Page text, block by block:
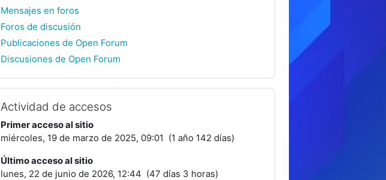
Mensajes en foros
Foros de discusión
Publicaciones de Open Forum
Discusiones de Open Forum
Actividad de accesos
Primer acceso al sitio
miércoles, 19 de marzo de 2025, 09:01 (1 año 142 días)
Último acceso al sitio
lunes, 22 de junio de 2026, 12:44 (47 días 3 horas)